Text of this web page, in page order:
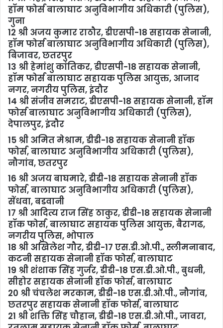
हॉम फोर्स बालाघाट अनुविभागीय अधिकारी (पुलिस),
गुना
12 श्री अजय कुमार राठौर, डीएसपी-18 सहायक सेनानी,
हॉम फोर्स बालाघाट अनुविभागीय अधिकारी (पुलिस),
बिजावर, छतरपुर
13 श्री हेमांशु कांतिकर, डीएसपी-18 सहायक सेनानी,
हॉम फोर्स बालाघाट सहायक पुलिस आयुक्त, आजाद
नगर, नगरीय पुलिस, इंदौर
14 श्री संजीव समराट, डीएसपी-18 सहायक सेनानी, हॉम
फोर्स बालाघाट अनुविभागीय अधिकारी (पुलिस),
देपालपुर, इंदौर
15 श्री अमित मेश्राम, डीडी-18 सहायक सेनानी हॉक
फोर्स, बालाघाट अनुविभागीय अधिकारी (पुलिस),
नौगांव, छतरपुर
16 श्री अजय बाघमारे, डीडी-18 सहायक सेनानी हॉक
फोर्स, बालाघाट अनुविभागीय अधिकारी (पुलिस),
सेंधवा, बडवानी
17 श्री आदित्य राज सिंह ठाकुर, डीडी-18 सहायक सेनानी
हॉक फोर्स, बालाघाट सहायक पुलिस आयुक्त, बैरागढ,
नगरीय पुलिस, भोपाल
18 श्री अखिलेश गौर, डीडी-17 एस.डी.ओ.पी., स्लीमनाबाद,
कटनी सहायक सेनानी हॉक फोर्स, बालाघाट
19 श्री शंशाक सिंह गुर्जर, डीडी-18 एस.डी.ओ.पी., बुधनी,
सीहोर सहायक सेनानी हॉक फोर्स, बालाघाट
20 श्री चंचलेश मरकाम, डीडी-18 एस.डी.ओ.पी., नौगांव,
छतरपुर सहायक सेनानी हॉक फोर्स, बालाघाट
21 श्री शक्ति सिंह चौहान, डीडी-18 एस.डी.ओ.पी., जावरा,